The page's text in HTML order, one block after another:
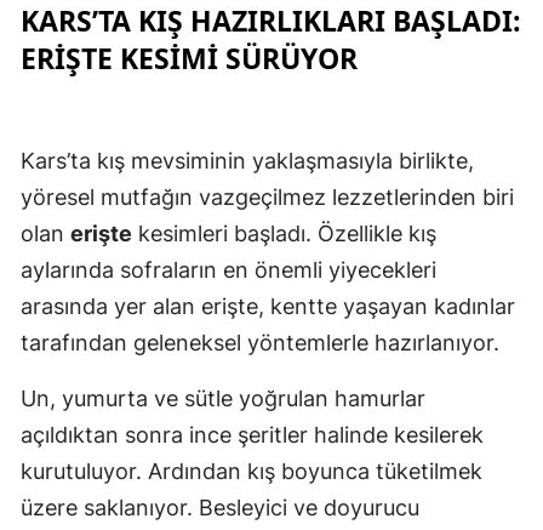
Gaziantep
Giresun
Gümüşhane
Hakkari
Hatay
Isparta
Mersin
KARS’TA KIŞ HAZIRLIKLARI BAŞLADI:
ERIŞTE KESIMI SÜRÜYOR
Kars’ta kış mevsiminin yaklaşmasıyla birlikte,
yöresel mutfağın vazgeçilmez lezzetlerinden biri
olan erişte kesimleri başladı. Özellikle kış
aylarında sofraların en önemli yiyecekleri
arasında yer alan erişte, kentte yaşayan kadınlar
tarafından geleneksel yöntemlerle hazırlanıyor.
Un, yumurta ve sütle yoğrulan hamurlar
açıldıktan sonra ince şeritler halinde kesilerek
kurutuluyor. Ardından kış boyunca tüketilmek
üzere saklanıyor. Besleyici ve doyurucu